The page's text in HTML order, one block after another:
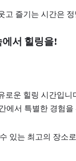
고 즐기는 시간은
서 힐링을!
로운 힐링 시간입니
에서 특별한 경험
있는 최고의 장소